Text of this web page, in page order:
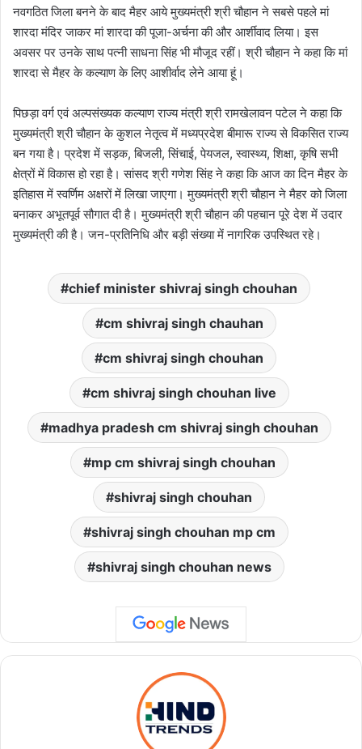
नवगठित जिला बनने के बाद मैहर आये मुख्यमंत्री श्री चौहान ने सबसे पहले मां
शारदा मंदिर जाकर मां शारदा की पूजा-अर्चना की और आर्शीवाद लिया। इस
अवसर पर उनके साथ पत्नी साधना सिंह भी मौजूद रहीं। श्री चौहान ने कहा कि मां
शारदा से मैहर के कल्याण के लिए आशीर्वाद लेने आया हूं।
पिछड़ा वर्ग एवं अल्पसंख्यक कल्याण राज्य मंत्री श्री रामखेलावन पटेल ने कहा कि
मुख्यमंत्री श्री चौहान के कुशल नेतृत्व में मध्यप्रदेश बीमारू राज्य से विकसित राज्य
बन गया है। प्रदेश में सड़क, बिजली, सिंचाई, पेयजल, स्वास्थ्य, शिक्षा, कृषि सभी
क्षेत्रों में विकास हो रहा है। सांसद श्री गणेश सिंह ने कहा कि आज का दिन मैहर के
इतिहास में स्वर्णिम अक्षरों में लिखा जाएगा। मुख्यमंत्री श्री चौहान ने मैहर को जिला
बनाकर अभूतपूर्व सौगात दी है। मुख्यमंत्री श्री चौहान की पहचान पूरे देश में उदार
मुख्यमंत्री की है। जन-प्रतिनिधि और बड़ी संख्या में नागरिक उपस्थित रहे।
chief minister shivraj singh chouhan
cm shivraj singh chauhan
cm shivraj singh chouhan
cm shivraj singh chouhan live
madhya pradesh cm shivraj singh chouhan
mp cm shivraj singh chouhan
shivraj singh chouhan
shivraj singh chouhan mp cm
shivraj singh chouhan news